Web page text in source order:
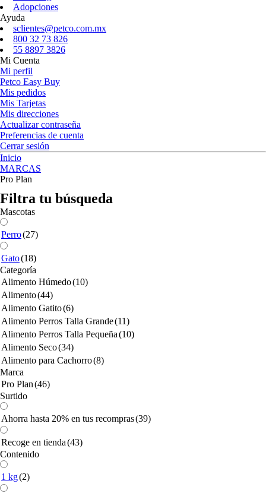
Adopciones
Ayuda
sclientes@petco.com.mx
800 32 73 826
55 8897 3826
Mi Cuenta
Mi perfil
Petco Easy Buy
Mis pedidos
Mis Tarjetas
Mis direcciones
Actualizar contraseña
Preferencias de cuenta
Cerrar sesión
Inicio
MARCAS
Pro Plan
Filtra tu búsqueda
Mascotas
Perro(27)
Gato(18)
Categoría
Alimento Húmedo(10)
Alimento(44)
Alimento Gatito(6)
Alimento Perros Talla Grande(11)
Alimento Perros Talla Pequeña(10)
Alimento Seco(34)
Alimento para Cachorro(8)
Marca
Pro Plan(46)
Surtido
Ahorra hasta 20% en tus recompras(39)
Recoge en tienda(43)
Contenido
1 kg(2)